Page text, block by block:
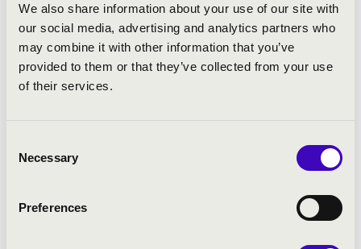
We also share information about your use of our site with
our social media, advertising and analytics partners who
may combine it with other information that you’ve
provided to them or that they’ve collected from your use
of their services.
Selection
Necessary
Preferences